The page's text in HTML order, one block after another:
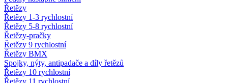
Řetězy
Řetězy 1-3 rychlostní
Řetězy 5-8 rychlostní
Řetězy-pračky
Řetězy 9 rychlostní
Řetězy BMX
Spojky, nýty, antipadače a díly řetězů
Řetězy 10 rychlostní
Řetězy 11 rychlostní